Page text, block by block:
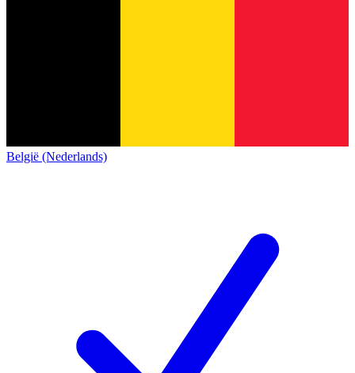
België (Nederlands)